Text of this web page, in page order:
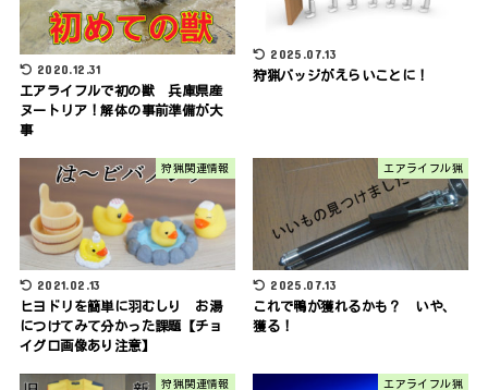
2020.12.31
エアライフルで初の獣 兵庫県産
ヌートリア！解体の事前準備が大
事
2025.07.13
狩猟バッジがえらいことに！
狩猟関連情報
2021.02.13
ヒヨドリを簡単に羽むしり お湯
につけてみて分かった課題【チョ
イグロ画像あり注意】
エアライフル猟
2025.07.13
これで鴨が獲れるかも？ いや、
獲る！
狩猟関連情報 エアライフル猟